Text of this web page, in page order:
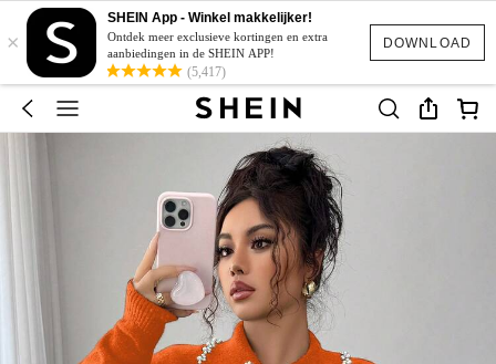
DOWNLOAD
×
SHEIN App - Winkel makkelijker!
Ontdek meer exclusieve kortingen en extra
aanbiedingen in de SHEIN APP!
(5,417)